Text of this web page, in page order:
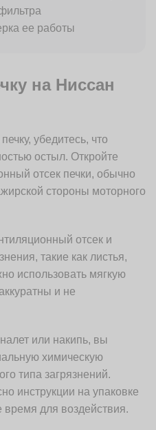
ее работы
на Ниссан
убедитесь, что
остыл. Откройте
отсек печки, обычно
стороны моторного
отсек и
такие как листья,
использовать мягкую
и не
или накипь, вы
химическую
типа загрязнений.
инструкции на упаковке
время для воздействия.